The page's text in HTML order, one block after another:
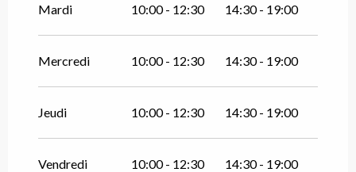
Mardi 10:00 - 12:30 14:30 - 19:00
Mercredi 10:00 - 12:30 14:30 - 19:00
Jeudi 10:00 - 12:30 14:30 - 19:00
Vendredi 10:00 - 12:30 14:30 - 19:00